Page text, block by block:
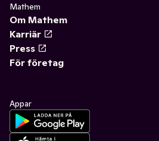
Mathem
Om Mathem
Karriär
Press
För företag
Appar